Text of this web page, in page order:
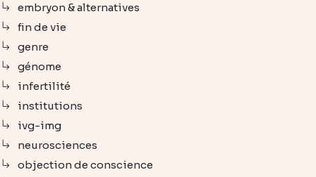
embryon & alternatives
fin de vie
genre
génome
infertilité
institutions
ivg-img
neurosciences
objection de conscience